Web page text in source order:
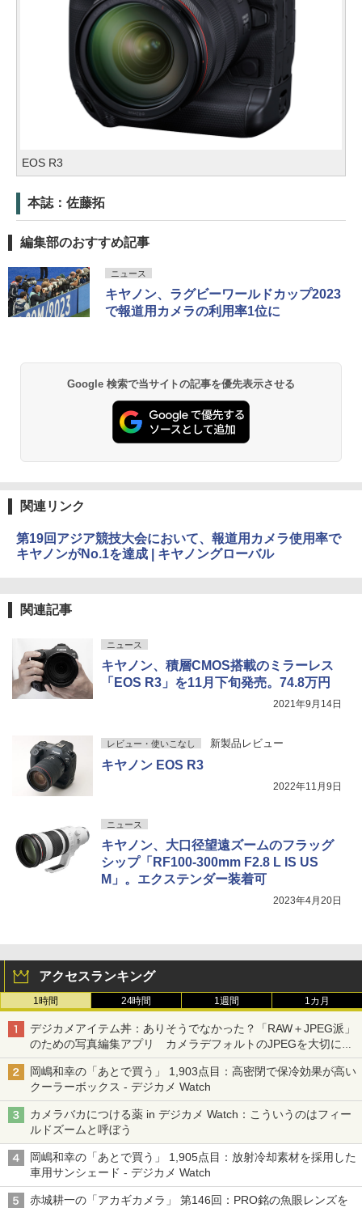
EOS R3
本誌：佐藤拓
編集部のおすすめ記事
ニュース
キヤノン、ラグビーワールドカップ2023
で報道用カメラの利用率1位に
Google 検索で当サイトの記事を優先表示させる
関連リンク
第19回アジア競技大会において、報道用カメラ使用率で
キヤノンがNo.1を達成 | キヤノングローバル
関連記事
ニュース
キヤノン、積層CMOS搭載のミラーレス
「EOS R3」を11月下旬発売。74.8万円
2021年9月14日
レビュー・使いこなし 新製品レビュー
キヤノン EOS R3
2022年11月9日
ニュース
キヤノン、大口径望遠ズームのフラッグ
シップ「RF100-300mm F2.8 L IS US
M」。エクステンダー装着可
2023年4月20日
アクセスランキング
1時間 24時間 1週間 1カ月
デジカメアイテム丼：ありそうでなかった？「RAW＋JPEG派」
のための写真編集アプリ カメラデフォルトのJPEGを大切にす
る「Filmator」
岡嶋和幸の「あとで買う」 1,903点目：高密閉で保冷効果が高い
クーラーボックス - デジカメ Watch
カメラバカにつける薬 in デジカメ Watch：こういうのはフィー
ルドズームと呼ぼう
岡嶋和幸の「あとで買う」 1,905点目：放射冷却素材を採用した
車用サンシェード - デジカメ Watch
赤城耕一の「アカギカメラ」 第146回：PRO銘の魚眼レンズを